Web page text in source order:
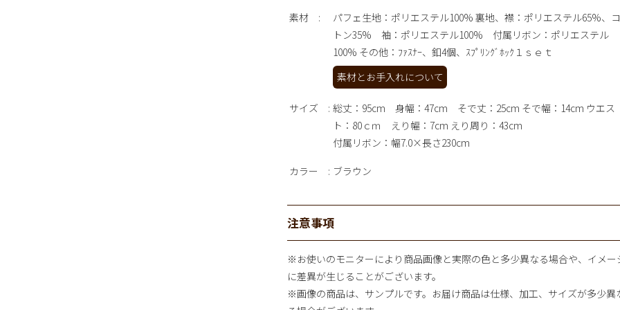
素材
パフェ生地：ポリエステル100% 裏地、襟：ポリエステル65%、
トン35% 袖：ポリエステル100% 付属リボン：ポリエステル
100% その他：ﾌｧｽﾅｰ、釦4個、ｽﾌﾟﾘﾝｸﾞﾎｯｸ１ｓｅｔ
素材とお手入れについて
サイズ
総丈：95cm 身幅：47cm そで丈：25cm そで幅：14cm ウエス
ト：80ｃｍ えり幅：7cm えり周り：43cm
付属リボン：幅7.0×長さ230cm
カラー ブラウン
注意事項
※お使いのモニターにより商品画像と実際の色と多少異なる場合や、イメー
に差異が生じることがございます。
※画像の商品は、サンプルです。お届け商品は仕様、加工、サイズが多少異